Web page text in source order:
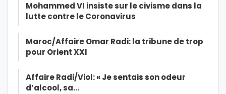
Mohammed VI insiste sur le civisme dans la
lutte contre le Coronavirus
Maroc/Affaire Omar Radi: la tribune de trop
pour Orient XXI
Affaire Radi/Viol: « Je sentais son odeur
d’alcool, sa…